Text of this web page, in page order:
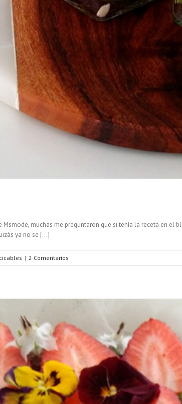
muchas me preguntaron que si tenía la receta en el
ya no se [...]
| 2 Comentarios